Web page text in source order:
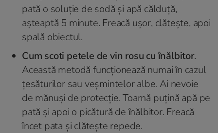
pată o soluție de sodă și apă călduță,
așteaptă 5 minute. Freacă ușor, clătește, apoi
spală obiectul.
Cum scoti petele de vin rosu cu înălbitor.
Această metodă funcționează numai în cazul
țesăturilor sau veșmintelor albe. Ai nevoie
de mănuși de protecție. Toarnă puțină apă pe
pată și apoi o picătură de înălbitor. Freacă
încet pata și clătește repede.